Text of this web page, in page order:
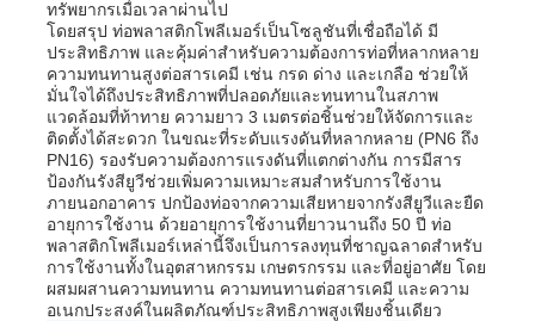
ป้ายโฆษณา PP
แผ่นพลาสติก PP
คณะกรรมการ PPS
ผนังพอลิโปรพีเลนกันไฟ
ทรัพยากรเมื่อเวลาผ่านไป
โดยสรุป ท่อพลาสติกโพลีเมอร์เป็นโซลูชันที่เชื่อถือได้ มี
ประสิทธิภาพ และคุ้มค่าสำหรับความต้องการท่อที่หลากหลาย
ความทนทานสูงต่อสารเคมี เช่น กรด ด่าง และเกลือ ช่วยให้
มั่นใจได้ถึงประสิทธิภาพที่ปลอดภัยและทนทานในสภาพ
แวดล้อมที่ท้าทาย ความยาว 3 เมตรต่อชิ้นช่วยให้จัดการและ
ติดตั้งได้สะดวก ในขณะที่ระดับแรงดันที่หลากหลาย (PN6 ถึง
PN16) รองรับความต้องการแรงดันที่แตกต่างกัน การมีสาร
ป้องกันรังสียูวีช่วยเพิ่มความเหมาะสมสำหรับการใช้งาน
ภายนอกอาคาร ปกป้องท่อจากความเสียหายจากรังสียูวีและยืด
อายุการใช้งาน ด้วยอายุการใช้งานที่ยาวนานถึง 50 ปี ท่อ
พลาสติกโพลีเมอร์เหล่านี้จึงเป็นการลงทุนที่ชาญฉลาดสำหรับ
การใช้งานทั้งในอุตสาหกรรม เกษตรกรรม และที่อยู่อาศัย โดย
ผสมผสานความทนทาน ความทนทานต่อสารเคมี และความ
อเนกประสงค์ในผลิตภัณฑ์ประสิทธิภาพสูงเพียงชิ้นเดียว